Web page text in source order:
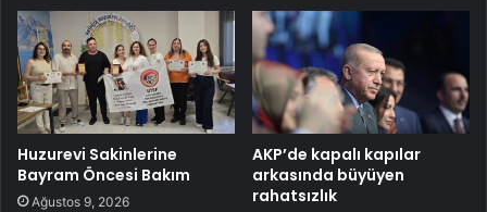
Huzurevi Sakinlerine
Bayram Öncesi Bakım
Ağustos 9, 2026
AKP’de kapalı kapılar
arkasında büyüyen
rahatsızlık